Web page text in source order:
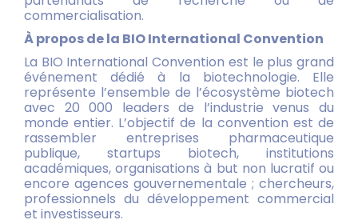
commercialisation.
À propos de la BIO International Convention
La BIO International Convention est le plus grand
événement dédié à la biotechnologie. Elle
représente l’ensemble de l’écosystème biotech
avec 20 000 leaders de l’industrie venus du
monde entier. L’objectif de la convention est de
rassembler entreprises pharmaceutique
publique, startups biotech, institutions
académiques, organisations à but non lucratif ou
encore agences gouvernementale ; chercheurs,
professionnels du développement commercial
et investisseurs.